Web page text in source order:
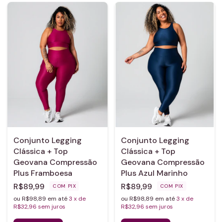
Conjunto Legging
Clássica + Top
Geovana Compressão
Plus Framboesa
R$89,99
COM PIX
ou R$98,89 em até3 x de
R$32,96 sem juros
Conjunto Legging
Clássica + Top
Geovana Compressão
Plus Azul Marinho
R$89,99
COM PIX
ou R$98,89 em até3 x de
R$32,96 sem juros